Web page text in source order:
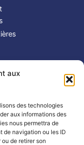
aux
des technologies
aux informations des
nous permettra de
de navigation ou les ID
de retirer son
!